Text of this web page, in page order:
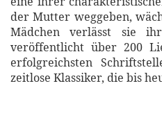
der Mutter weggeben,
Mädchen verlässt sie
veröffentlicht über 200
erfolgreichsten
zeitlose Klassiker, die bis